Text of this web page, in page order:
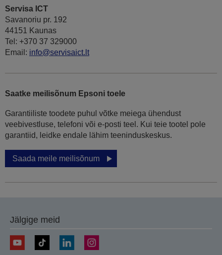
Servisa ICT
Savanoriu pr. 192
44151 Kaunas
Tel: +370 37 329000
Email: info@servisaict.lt
Saatke meilisõnum Epsoni toele
Garantiiliste toodete puhul võtke meiega ühendust
veebivestluse, telefoni või e-posti teel. Kui teie tootel pole
garantiid, leidke endale lähim teeninduskeskus.
Saada meile meilisõnum
Jälgige meid